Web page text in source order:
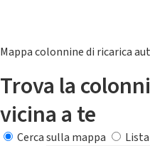
Mappa colonnine di ricarica
Trova la
vicina a te
Cerca sulla mappa